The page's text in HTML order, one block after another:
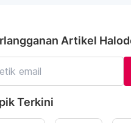
Artikel
Terkini